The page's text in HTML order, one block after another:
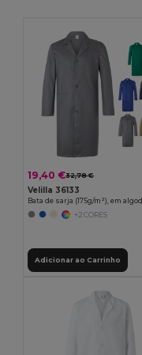
19,40 €32,78 €
Velilla 36133
+2 CORES
Adicionar ao Carrinho